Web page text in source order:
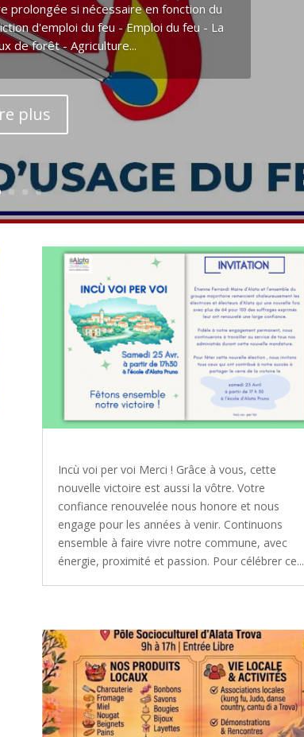
prolongée si nécessaire en fonction du
d'emploi du feu - Emploi du feu - La
de forêt - Agriculture...
plus
Incù voi per voi Merci ! Grâce à vous, cette
nouvelle victoire est aussi la vôtre. Votre
confiance renouvelée nous honore et nous
engage pour les années à venir. Continuons
ensemble à faire vivre notre commune, avec
énergie, proximité et passion. Pour célébrer ce...